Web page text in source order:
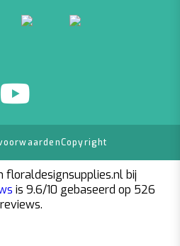
Copyright
floraldesignsupplies.nl bij
is 9.6/10 gebaseerd op 526
reviews.